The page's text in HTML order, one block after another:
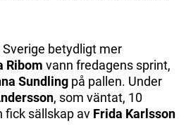
betydligt mer
Ribom vann fredagens sprint,
Sundling på pallen. Under
, som väntat, 10
fick sällskap av Frida Karlsson